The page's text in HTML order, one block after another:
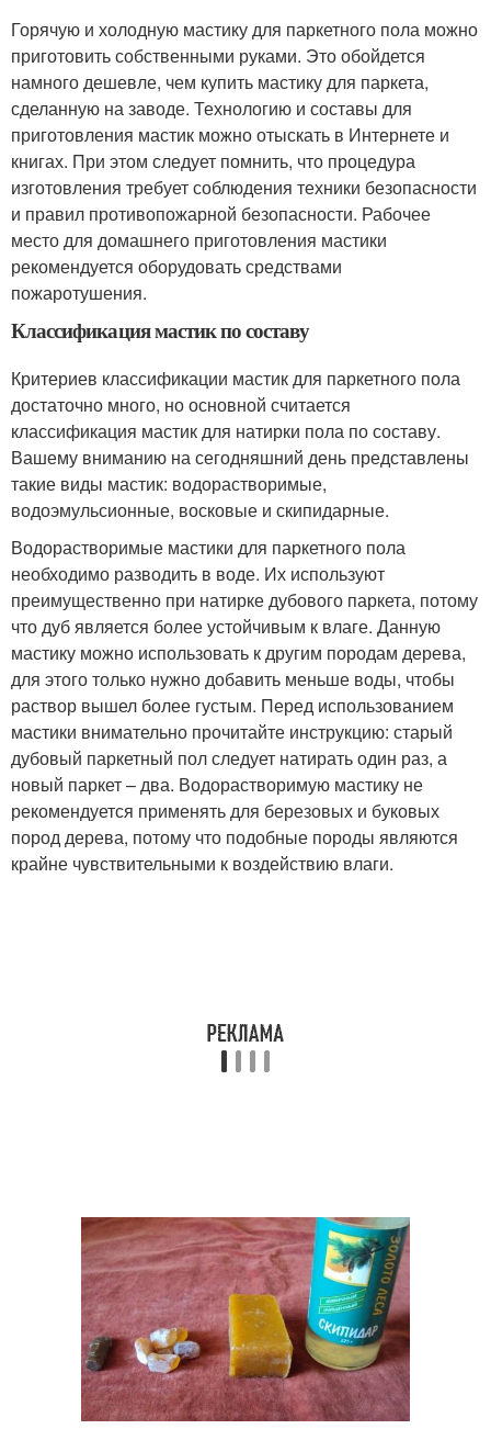
Горячую и холодную мастику для паркетного пола можно
приготовить собственными руками. Это обойдется
намного дешевле, чем купить мастику для паркета,
сделанную на заводе. Технологию и составы для
приготовления мастик можно отыскать в Интернете и
книгах. При этом следует помнить, что процедура
изготовления требует соблюдения техники безопасности
и правил противопожарной безопасности. Рабочее
место для домашнего приготовления мастики
рекомендуется оборудовать средствами
пожаротушения.
Классификация мастик по составу
Критериев классификации мастик для паркетного пола
достаточно много, но основной считается
классификация мастик для натирки пола по составу.
Вашему вниманию на сегодняшний день представлены
такие виды мастик: водорастворимые,
водоэмульсионные, восковые и скипидарные.
Водорастворимые мастики для паркетного пола
необходимо разводить в воде. Их используют
преимущественно при натирке дубового паркета, потому
что дуб является более устойчивым к влаге. Данную
мастику можно использовать к другим породам дерева,
для этого только нужно добавить меньше воды, чтобы
раствор вышел более густым. Перед использованием
мастики внимательно прочитайте инструкцию: старый
дубовый паркетный пол следует натирать один раз, а
новый паркет – два. Водорастворимую мастику не
рекомендуется применять для березовых и буковых
пород дерева, потому что подобные породы являются
крайне чувствительными к воздействию влаги.